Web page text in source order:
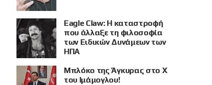
Eagle Claw: Η καταστροφή
που άλλαξε τη φιλοσοφία
των Ειδικών Δυνάμεων των
ΗΠΑ
Μπλόκο της Άγκυρας στο X
του Ιμάμογλου!